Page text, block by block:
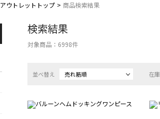
アウトレットトップ 商品検索結果
検索結果
対象商品： 6998件
並べ替え 売れ筋順 在